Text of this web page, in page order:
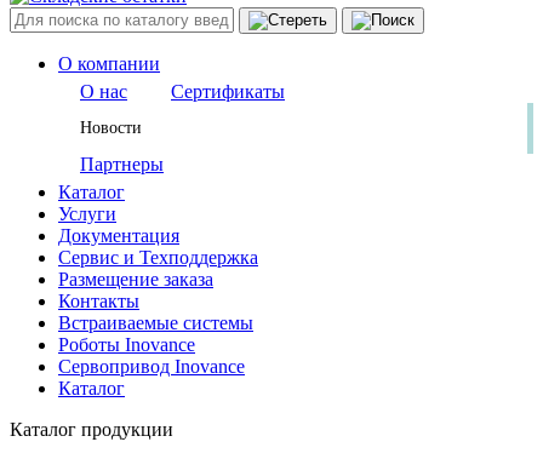
О компании
О нас
Сертификаты
Новости
Партнеры
Каталог
Услуги
Документация
Сервис и Техподдержка
Размещение заказа
Контакты
Встраиваемые системы
Роботы Inovance
Сервопривод Inovance
Каталог
Каталог продукции